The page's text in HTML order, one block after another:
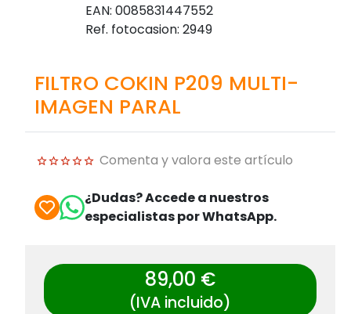
EAN: 0085831447552
Ref. fotocasion: 2949
FILTRO COKIN P209 MULTI-
IMAGEN PARAL
Comenta y valora este artículo
¿Dudas? Accede a nuestros
especialistas por WhatsApp.
89,00 €
(IVA incluido)